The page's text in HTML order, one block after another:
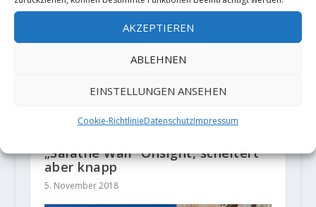
AKZEPTIEREN
ABLEHNEN
EINSTELLUNGEN ANSEHEN
Cookie-RichtlinieDatenschutzImpressum
„Salathé Wall“ Onsight, scheitert
aber knapp
5. November 2018